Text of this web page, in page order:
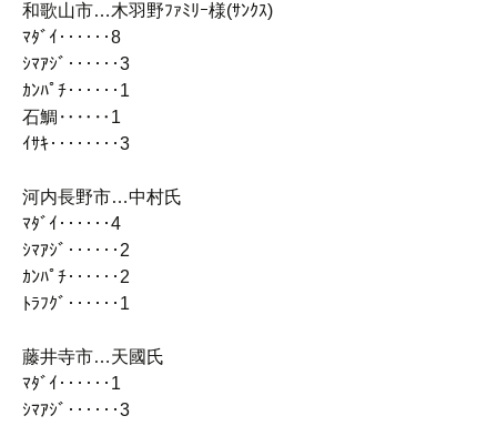
和歌山市…木羽野ﾌｧﾐﾘｰ様(ｻﾝｸｽ)
ﾏﾀﾞｲ‥‥‥8
ｼﾏｱｼﾞ‥‥‥3
ｶﾝﾊﾟﾁ‥‥‥1
石鯛‥‥‥1
ｲｻｷ‥‥‥‥3
河内長野市…中村氏
ﾏﾀﾞｲ‥‥‥4
ｼﾏｱｼﾞ‥‥‥2
ｶﾝﾊﾟﾁ‥‥‥2
ﾄﾗﾌｸﾞ‥‥‥1
藤井寺市…天國氏
ﾏﾀﾞｲ‥‥‥1
ｼﾏｱｼﾞ‥‥‥3